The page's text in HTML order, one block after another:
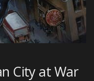
City at War